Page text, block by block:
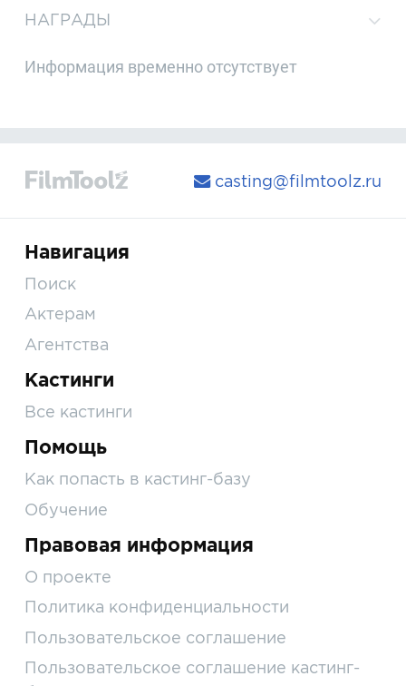
НАГРАДЫ
Информация временно отсутствует
casting@filmtoolz.ru
Навигация
Поиск
Актерам
Агентства
Кастинги
Все кастинги
Помощь
Как попасть в кастинг-базу
Обучение
Правовая информация
О проекте
Политика конфиденциальности
Пользовательское соглашение
Пользовательское соглашение кастинг-